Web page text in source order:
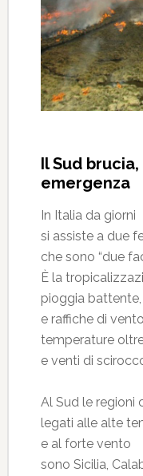
Il Sud
emergenza
In Italia da giorni
si assiste a due
che sono “due
È la
pioggia
e raffiche di
temperature
e venti di
Al Sud le regioni
legati alle alte
e al forte vento
sono Sicilia,